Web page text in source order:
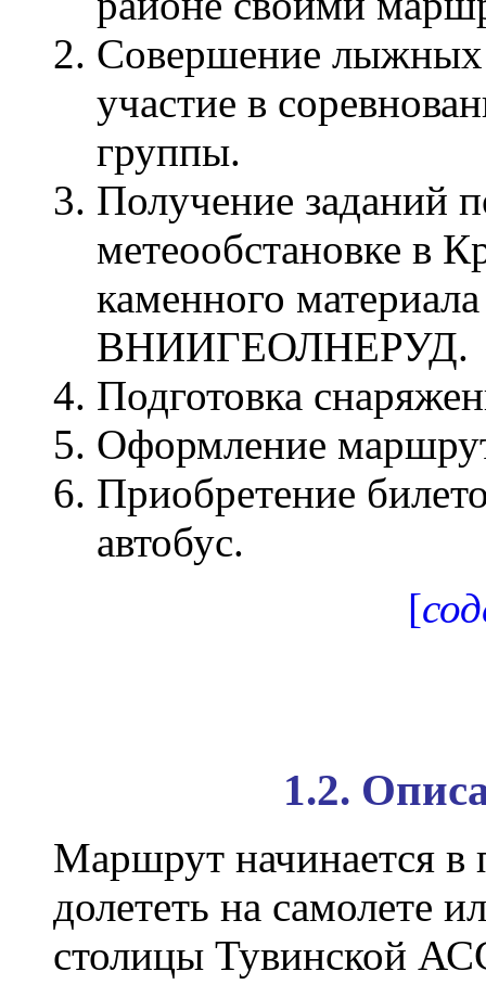
Совершение лыжных
участие в
группы.
Получение заданий
метеообстановке в
каменного
ВНИИГЕОЛНЕРУД.
Подготовка
Оформление
Приобретение
автобус.
[
1.2.
Маршрут начинается
долететь на самолете
столицы Тувинской